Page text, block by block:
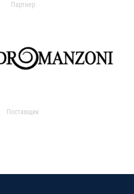
Партнер
Поставщик